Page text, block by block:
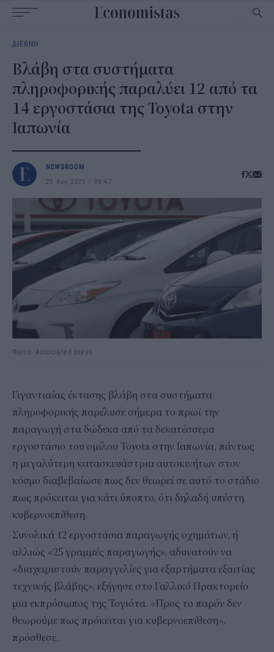
navigation
ΔΙΕΘΝΗ
Βλάβη στα συστήματα
πληροφορικής παραλύει 12 από τα
14 εργοστάσια της Toyota στην
Ιαπωνία
NEWSROOM
29 Αυγ 2023
09:47
Φωτό: Associated press
Γιγαντιαίας έκτασης βλάβη στα συστήματα
πληροφορικής παρέλυσε σήμερα το πρωί την
παραγωγή στα δώδεκα από τα δεκατέσσερα
εργοστάσιο του ομίλου Toyota στην Ιαπωνία, πάντως
η μεγαλύτερη κατασκευάστρια αυτοκινήτων στον
κόσμο διαβεβαίωσε πως δεν θεωρεί σε αυτό το στάδιο
πως πρόκειται για κάτι ύποπτο, ότι δηλαδή υπέστη
κυβερνοεπίθεση.
Συνολικά 12 εργοστάσια παραγωγής οχημάτων, ή
αλλιώς «25 γραμμές παραγωγής», αδυνατούν να
«διαχειριστούν παραγγελίες για εξαρτήματα εξαιτίας
τεχνικής βλάβης», εξήγησε στο Γαλλικό Πρακτορείο
μια εκπρόσωπος της Τογιότα. «Προς το παρόν δεν
θεωρούμε πως πρόκειται για κυβερνοεπίθεση»,
πρόσθεσε.